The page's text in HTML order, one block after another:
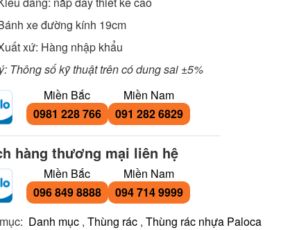
xe đường kính 19cm
xứ: Hàng nhập khẩu
Thông số kỹ thuật trên có dung sai ±5%
Miền Bắc
0981 228 766
Miền Nam
091 282 6829
hàng thương mại liên hệ
Miền Bắc
096 849 8888
Miền Nam
094 714 9999
Danh mục , Thùng rác , Thùng rác nhựa Paloca